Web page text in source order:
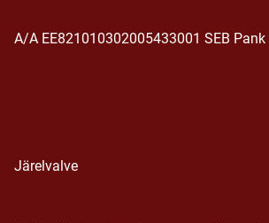
A/A EE821010302005433001 SEB Pank
Järelvalve